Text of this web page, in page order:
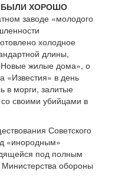
БЫЛИ ХОРОШО
заводе «молодого
холодное
длины,
жилые дома», о
«Известия» в день
в морги, залитые
своими убийцами в
Советского
«инородным»
под полным
обороны